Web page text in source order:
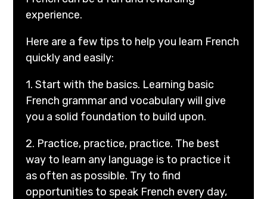
experience.
Here are a few tips to help you learn French
quickly and easily:
1. Start with the basics. Learning basic
French grammar and vocabulary will give
you a solid foundation to build upon.
2. Practice, practice, practice. The best
way to learn any language is to practice it
as often as possible. Try to find
opportunities to speak French every day,